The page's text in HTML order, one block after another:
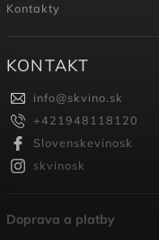
Kontakty
KONTAKT
info@skvino.sk
+421948118120
Slovenskevinosk
skvinosk
Doprava a platby